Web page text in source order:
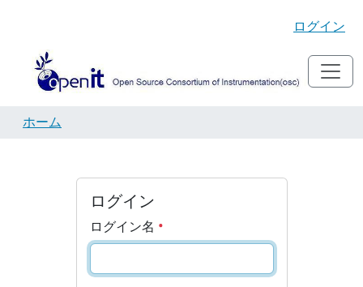
ログイン
ホーム
ログイン
ログイン名